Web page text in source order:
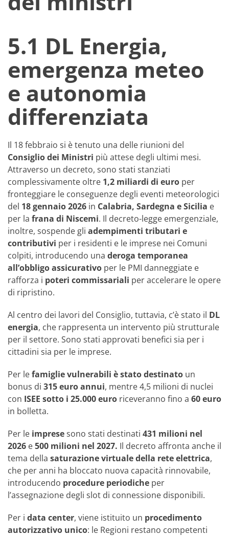
5.1 DL Energia,
emergenza meteo
e autonomia
differenziata
Il 18 febbraio si è tenuto una delle riunioni del
Consiglio dei Ministri più attese degli ultimi mesi.
Attraverso un decreto, sono stati stanziati
complessivamente oltre 1,2 miliardi di euro per
fronteggiare le conseguenze degli eventi meteorologici
del 18 gennaio 2026 in Calabria, Sardegna e Sicilia e
per la frana di Niscemi. Il decreto-legge emergenziale,
inoltre, sospende gli adempimenti tributari e
contributivi per i residenti e le imprese nei Comuni
colpiti, introducendo una deroga temporanea
all’obbligo assicurativo per le PMI danneggiate e
rafforza i poteri commissariali per accelerare le opere
di ripristino.
Al centro dei lavori del Consiglio, tuttavia, c’è stato il DL
energia, che rappresenta un intervento più strutturale
per il settore. Sono stati approvati benefici sia per i
cittadini sia per le imprese.
Per lefamiglie vulnerabili è stato destinato un
bonus di 315 euro annui, mentre 4,5 milioni di nuclei
con ISEE sotto i 25.000 euro riceveranno fino a 60 euro
in bolletta.
Per le impresesono stati destinati 431 milioni nel
2026 e500 milioni nel 2027. Il decreto affronta anche il
tema della saturazione virtuale della rete elettrica,
che per anni ha bloccato nuova capacità rinnovabile,
introducendo procedure periodiche per
l’assegnazione degli slot di connessione disponibili.
Per i data center, viene istituito un procedimento
autorizzativo unico: le Regioni restano competenti